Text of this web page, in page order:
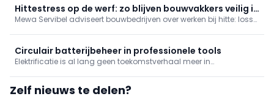
breidt uit in het VK, met focus op horeca.
Hittestress op de werf: zo blijven bouwvakkers veilig in
de zon
Mewa Servibel adviseert bouwbedrijven over werken bij hitte: losse,
veiligheidsschoenen. Helm en zonnecrème SPF 30–50 blijven
cruciaal. Mewa levert, onderhoudt en herstelt.
Circulair batterijbeheer in professionele tools
Elektrificatie is al lang geen toekomstverhaal meer in
toestellen op batterijen.
Zelf nieuws te delen?